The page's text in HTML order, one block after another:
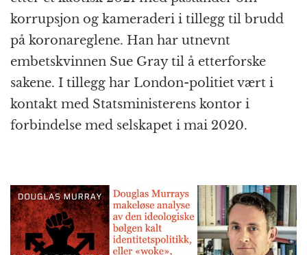
korrupsjon og kameraderi i tillegg til brudd
på koronareglene. Han har utnevnt
embetskvinnen Sue Gray til å etterforske
sakene. I tillegg har London-politiet vært i
kontakt med Statsministerens kontor i
forbindelse med selskapet i mai 2020.